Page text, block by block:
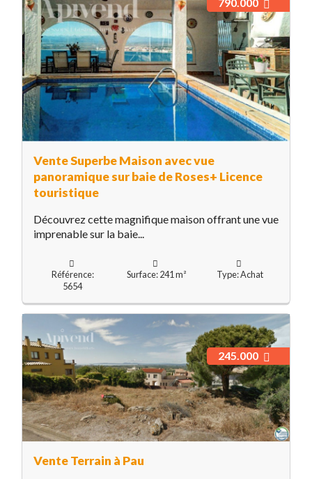
Vente Superbe Maison avec vue
panoramique sur baie de Roses+ Licence
touristique
Découvrez cette magnifique maison offrant une vue
imprenable sur la baie...
Référence:
5654
Surface: 241 m² Type: Achat
Vente Terrain à Pau
245.000